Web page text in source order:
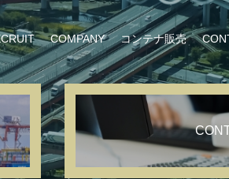
COMPANY コンテナ販売